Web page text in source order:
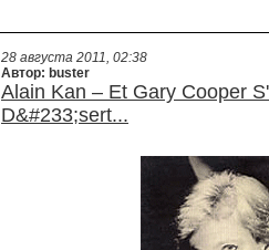
28 августа 2011, 02:38
Автор: buster
Alain Kan – Et Gary Cooper
D&#233;sert...